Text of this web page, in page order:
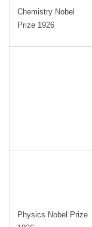
Chemistry Nobel
Prize 1926
Physics Nobel Prize